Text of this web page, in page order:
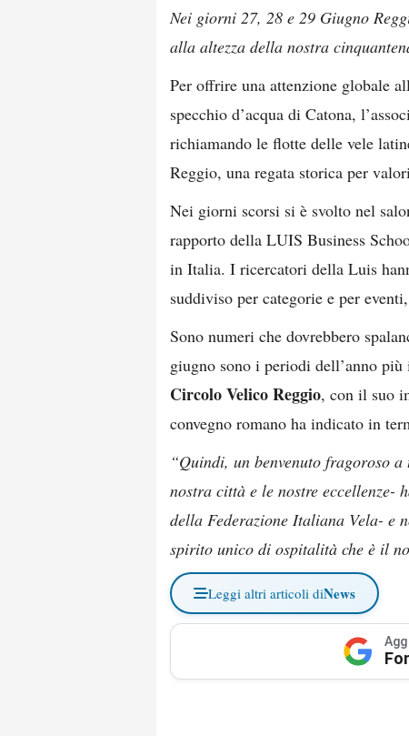
Nei giorni 27, 28 e 29 Giugno
alla altezza della nostra
Per offrire una attenzione globale
specchio d’acqua di Catona,
richiamando le flotte delle vele
Reggio, una regata storica per
Nei giorni scorsi si è svolto nel
rapporto della LUIS Business
in Italia. I ricercatori della Luis
suddiviso per categorie e per
Sono numeri che dovrebbero
giugno sono i periodi dell’anno
Circolo Velico Reggio, con il suo
convegno romano ha indicato in
“Quindi, un benvenuto fragoroso
nostra città e le nostre eccellenze-
della Federazione Italiana Vela- e
spirito unico di ospitalità che è il
Leggi altri articoli diNews